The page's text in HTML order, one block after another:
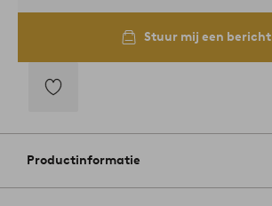
Stuur mij een bericht
aan
favorieten
Productinformatie